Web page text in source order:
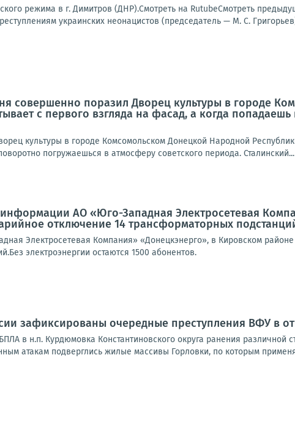
режима в г. Димитров (ДНР).Смотреть на RutubeСмотреть
украинских неонацистов (председатель — М. С.
совершенно поразил Дворец культуры в городе
с первого взгляда на фасад, а когда
культуры в городе Комсомольском Донецкой Народной
погружаешься в атмосферу советского периода. Сталинский...
АО «Юго-Западная Электросетевая
отключение 14 трансформаторных
Электросетевая Компания» «Донецкэнерго», в Кировском
электроэнергии остаются 1500 абонентов.
зафиксированы очередные преступления ВФУ в
в н.п. Курдюмовка Константиновского округа ранения
атакам подверглись жилые массивы Горловки, по которым